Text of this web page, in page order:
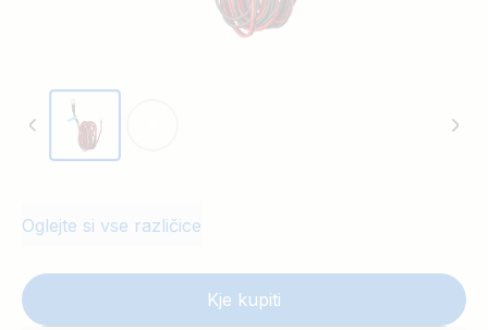
Oglejte si vse različice
Kje kupiti